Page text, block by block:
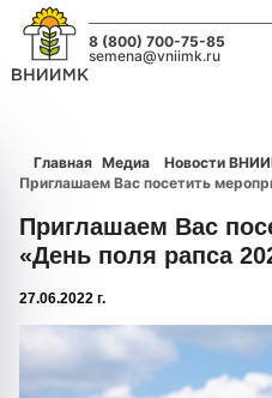
8 (800) 700-75-85
semena@vniimk.ru
Главная Медиа
Новости
Приглашаем Вас посетить
Приглашаем Вас
«День поля рапса
27.06.2022 г.